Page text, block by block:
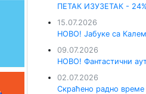
ПЕТАК ИЗУЗЕТАК -
15.07.2026
НОВО! Јабуке са
09.07.2026
НОВО! Фантастични
02.07.2026
Скраћено радно